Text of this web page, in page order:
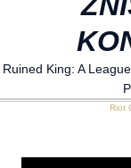
Ruined King: A
Riot